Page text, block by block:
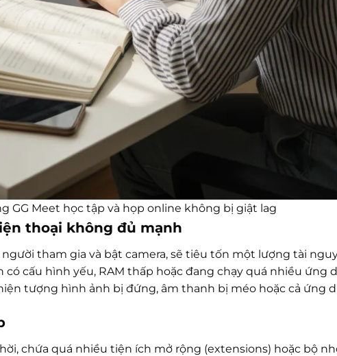
GG Meet học tập và họp online không bị giật lag
thoại không đủ mạnh
tham gia và bật camera, sẽ tiêu tốn một lượng tài
cấu hình yếu, RAM thấp hoặc đang chạy quá nhiều ứng
tượng hình ảnh bị đứng, âm thanh bị méo hoặc cả ứng
chứa quá nhiều tiện ích mở rộng (extensions) hoặc bộ